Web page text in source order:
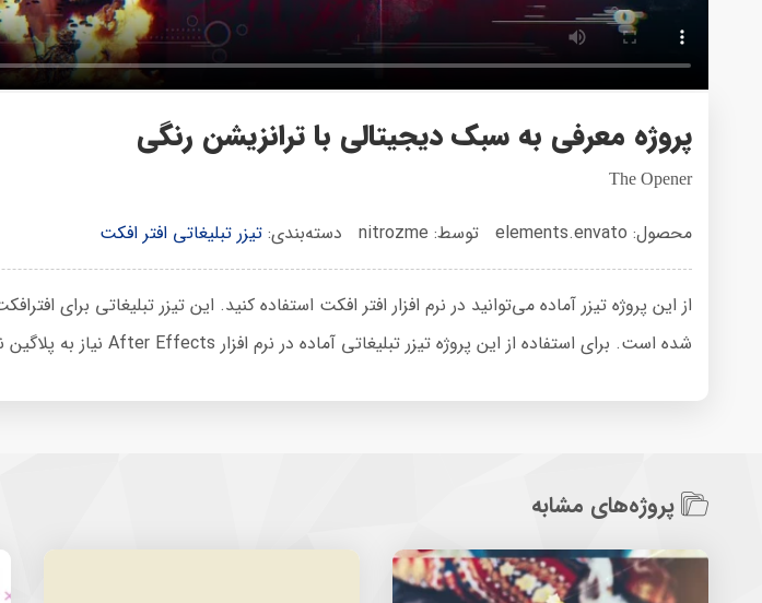
پروژه معرفی به سبک دیجیتالی با ترانزیشن رنگی
The Opener
محصول: elements.envato توسط: nitrozme دسته‌بندی: تیزر تبلیغاتی افتر افکت
شده است. برای استفاده از این پروژه تیزر تبلیغاتی آماده در نرم افزار After Effects نیاز به پلاگین ندارید.
پروژه‌های مشابه